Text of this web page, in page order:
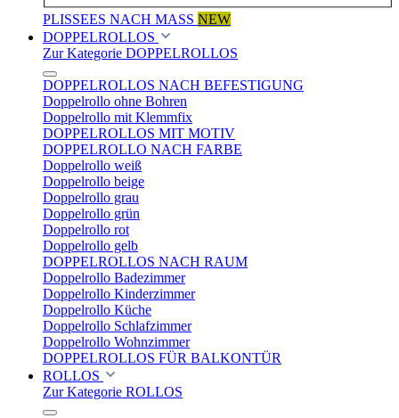
PLISSEES NACH MASS NEW
DOPPELROLLOS
Zur Kategorie DOPPELROLLOS
DOPPELROLLOS NACH BEFESTIGUNG
Doppelrollo ohne Bohren
Doppelrollo mit Klemmfix
DOPPELROLLOS MIT MOTIV
DOPPELROLLO NACH FARBE
Doppelrollo weiß
Doppelrollo beige
Doppelrollo grau
Doppelrollo grün
Doppelrollo rot
Doppelrollo gelb
DOPPELROLLOS NACH RAUM
Doppelrollo Badezimmer
Doppelrollo Kinderzimmer
Doppelrollo Küche
Doppelrollo Schlafzimmer
Doppelrollo Wohnzimmer
DOPPELROLLOS FÜR BALKONTÜR
ROLLOS
Zur Kategorie ROLLOS